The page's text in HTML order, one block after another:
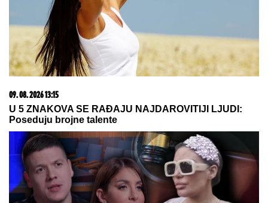
OnlyFans profil - zarađuje 17.300
EVRA NA DAN: "Nisam mogla da
izdržavam decu. Doživela sam slom.
A u supermarketu ne mogu da
radim, privlačim ogromnu pažnju"